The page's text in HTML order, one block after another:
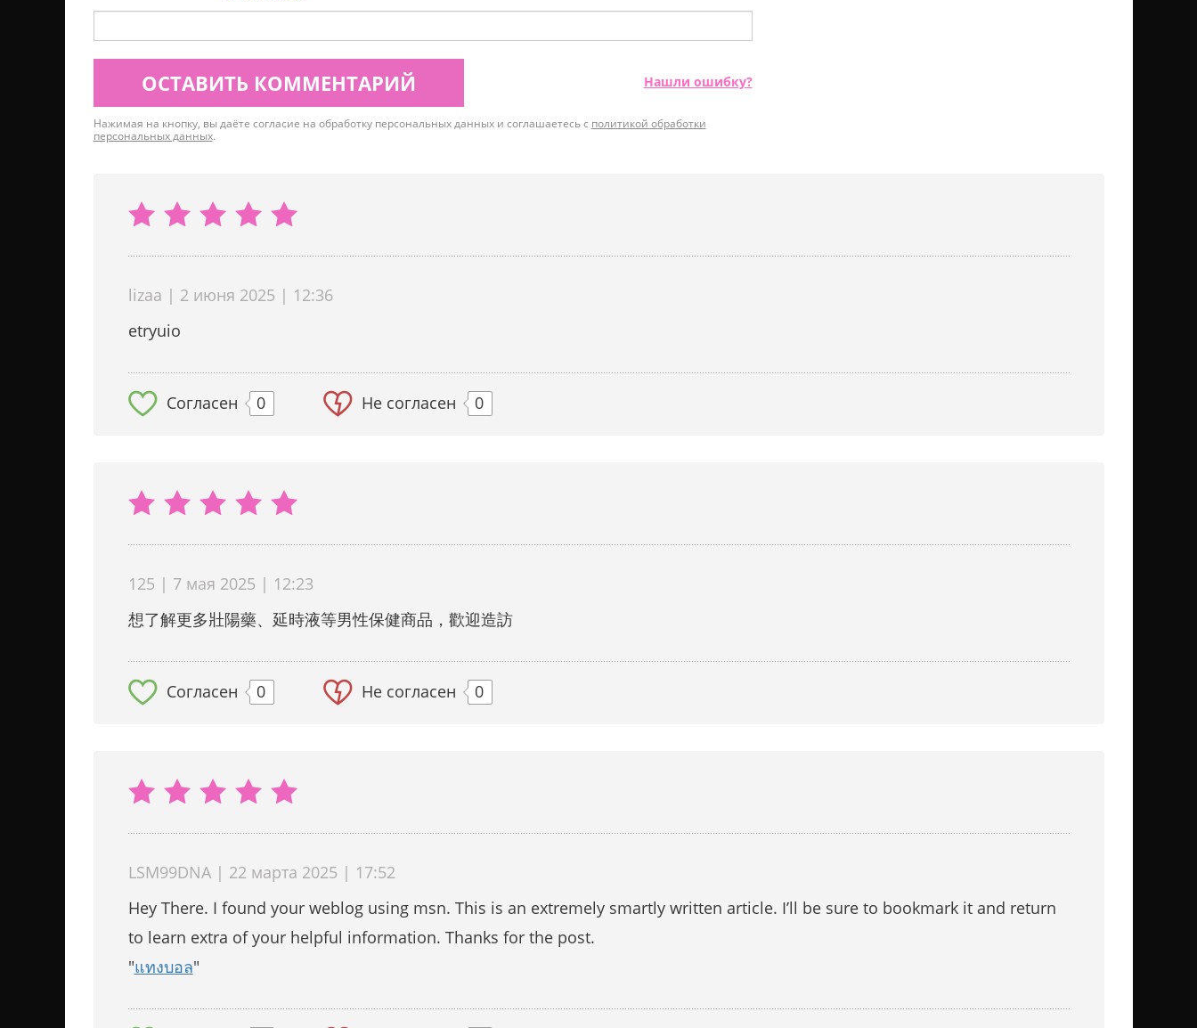
ОСТАВИТЬ КОММЕНТАРИЙ Нашли ошибку?
Нажимая на кнопку, вы даёте согласие на обработку персональных данных и соглашаетесь с политикой обработки
персональных данных.
lizaa | 2 июня 2025 | 12:36
etryuio
Согласен 0 Не согласен 0
125 | 7 мая 2025 | 12:23
想了解更多壯陽藥、延時液等男性保健商品，歡迎造訪
Согласен 0 Не согласен 0
LSM99DNA | 22 марта 2025 | 17:52
Hey There. I found your weblog using msn. This is an extremely smartly written article. I’ll be sure to bookmark it and return
to learn extra of your helpful information. Thanks for the post.
"แทงบอล"